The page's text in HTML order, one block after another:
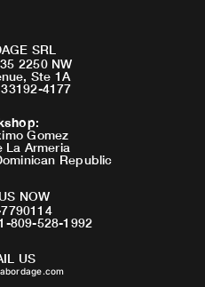
SRL
2250 NW
Ste 1A
4177
:
Gomez
La Armeria
Republic
NOW
809-528-1992
US